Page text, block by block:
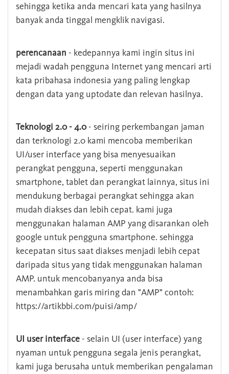
sehingga ketika anda mencari kata yang hasilnya
banyak anda tinggal mengklik navigasi.
perencanaan - kedepannya kami ingin situs ini
mejadi wadah pengguna Internet yang mencari arti
kata pribahasa indonesia yang paling lengkap
dengan data yang uptodate dan relevan hasilnya.
Teknologi 2.0 - 4.0- seiring perkembangan jaman
dan terknologi 2.0 kami mencoba memberikan
UI/user interface yang bisa menyesuaikan
perangkat pengguna, seperti menggunakan
smartphone, tablet dan perangkat lainnya, situs ini
mendukung berbagai perangkat sehingga akan
mudah diakses dan lebih cepat. kami juga
menggunakan halaman AMP yang disarankan oleh
google untuk pengguna smartphone. sehingga
kecepatan situs saat diakses menjadi lebih cepat
daripada situs yang tidak menggunakan halaman
AMP. untuk mencobanyanya anda bisa
menambahkan garis miring dan "AMP" contoh:
https://artikbbi.com/puisi/amp/
UI user interface - selain UI (user interface) yang
nyaman untuk pengguna segala jenis perangkat,
kami juga berusaha untuk memberikan pengalaman